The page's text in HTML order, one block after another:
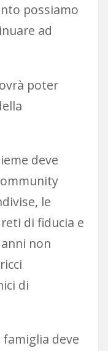
possiamo
ad
poter
deve
le
di fiducia e
non
di
deve